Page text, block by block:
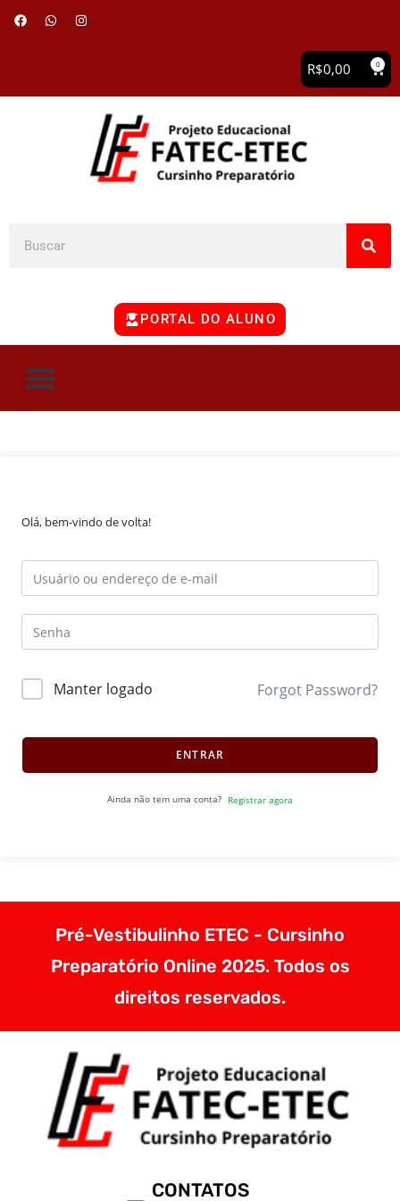
R$0,00 0
PORTAL DO ALUNO
Olá, bem-vindo de volta!
Manter logado Forgot Password?
ENTRAR
Ainda não tem uma conta? Registrar agora
Pré-Vestibulinho ETEC - Cursinho
Preparatório Online 2025. Todos os
direitos reservados.
CONTATOS